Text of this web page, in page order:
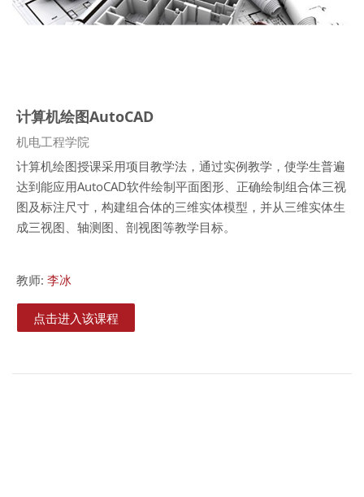
计算机绘图AutoCAD
课程类别
机电工程学院
计算机绘图授课采用项目教学法，通过实例教学，使学生普遍
达到能应用AutoCAD软件绘制平面图形、正确绘制组合体三视
图及标注尺寸，构建组合体的三维实体模型，并从三维实体生
成三视图、轴测图、剖视图等教学目标。
教师: 李冰
点击进入该课程